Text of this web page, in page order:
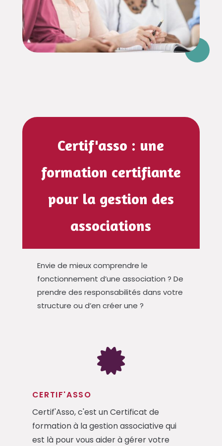
Certif'asso : une
formation certifiante
pour la gestion des
associations
Envie de mieux comprendre le
fonctionnement d’une association ? De
prendre des responsabilités dans votre
structure ou d’en créer une ?

CERTIF'ASSO
Certif'Asso, c'est un Certificat de
formation à la gestion associative qui
est là pour vous aider à gérer votre